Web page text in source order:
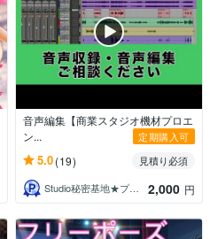
音声編集【商業スタジオ機材プロエ
ン...
定期購入可
5.0(19)
見積り必須
Studio秘密基地★プロ声優＆プロ集団
2,000 円